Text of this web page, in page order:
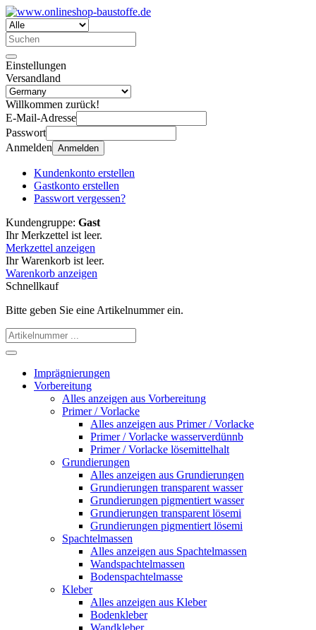
Einstellungen
Versandland
Willkommen zurück!
E-Mail-Adresse
Passwort
Anmelden Anmelden
Kundenkonto erstellen
Gastkonto erstellen
Passwort vergessen?
Kundengruppe: Gast
Ihr Merkzettel ist leer.
Merkzettel anzeigen
Ihr Warenkorb ist leer.
Warenkorb anzeigen
Schnellkauf
Bitte geben Sie eine Artikelnummer ein.
Imprägnierungen
Vorbereitung
Alles anzeigen aus Vorbereitung
Primer / Vorlacke
Alles anzeigen aus Primer / Vorlacke
Primer / Vorlacke wasserverdünnb
Primer / Vorlacke lösemittelhalt
Grundierungen
Alles anzeigen aus Grundierungen
Grundierungen transparent wasser
Grundierungen pigmentiert wasser
Grundierungen transparent lösemi
Grundierungen pigmentiert lösemi
Spachtelmassen
Alles anzeigen aus Spachtelmassen
Wandspachtelmassen
Bodenspachtelmasse
Kleber
Alles anzeigen aus Kleber
Bodenkleber
Wandkleber